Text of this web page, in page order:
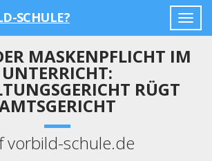
SCHULE?
MASKENPFLICHT IM
UNTERRICHT:
RÜGT
vorbild-schule.de